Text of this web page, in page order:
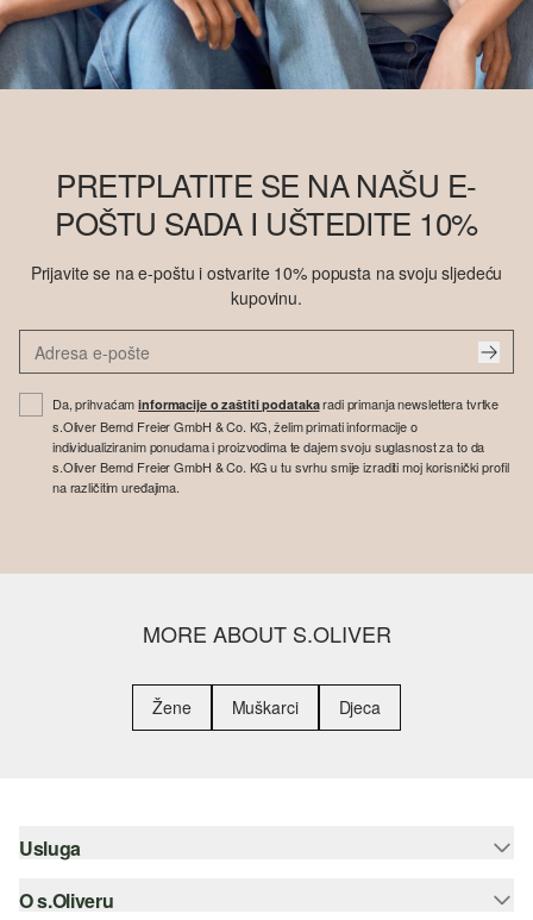
PRETPLATITE SE NA NAŠU E-
POŠTU SADA I UŠTEDITE 10%
Prijavite se na e-poštu i ostvarite 10% popusta na svoju sljedeću
kupovinu.
Da, prihvaćaminformacije o zaštiti podatakaradi primanja newslettera tvrtke
s.Oliver Bernd Freier GmbH & Co. KG, želim primati informacije o
individualiziranim ponudama i proizvodima te dajem svoju suglasnost za to da
s.Oliver Bernd Freier GmbH & Co. KG u tu svrhu smije izraditi moj korisnički profil
na različitim uređajima.
MORE ABOUT S.OLIVER
Žene Muškarci Djeca
Usluga
Pomoć i česta pitanja
O s.Oliveru